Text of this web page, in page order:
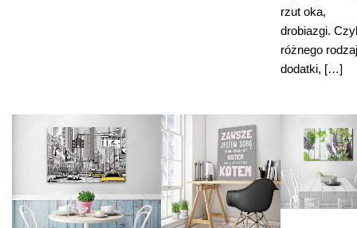
rzut oka,
drobiazgi.
różnego
dodatki, […]